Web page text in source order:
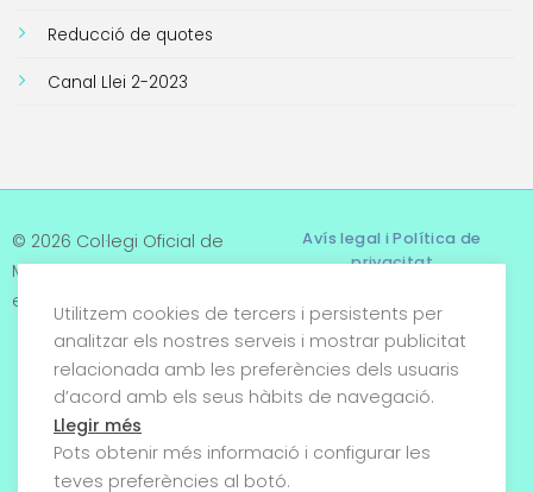
Reducció de quotes
Canal Llei 2-2023
© 2026 Col·legi Oficial de
Metges de Tarragona. Tots
els drets reservats
Avís legal i Política de
privacitat
Termes i condicions
Política de cookies
Utilitzem cookies de tercers i persistents per
analitzar els nostres serveis i mostrar publicitat
relacionada amb les preferències dels usuaris
d’acord amb els seus hàbits de navegació.
Llegir més
Pots obtenir més informació i configurar les
teves preferències al botó.